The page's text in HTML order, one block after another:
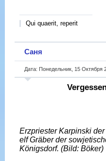
Qui quaerit, reperit
Саня
Дата: Понедельник, 15
Erzpriester Karpinski
elf Gräber der
Königsdorf. (Bild: Böker)